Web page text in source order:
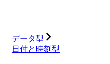
データ型
日付と時刻型